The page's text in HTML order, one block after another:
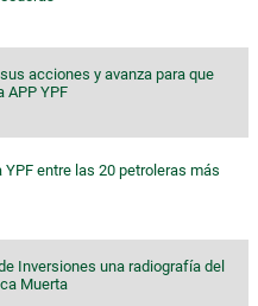
acciones y avanza para que
APP YPF
entre las 20 petroleras más
Inversiones una radiografía del
Muerta